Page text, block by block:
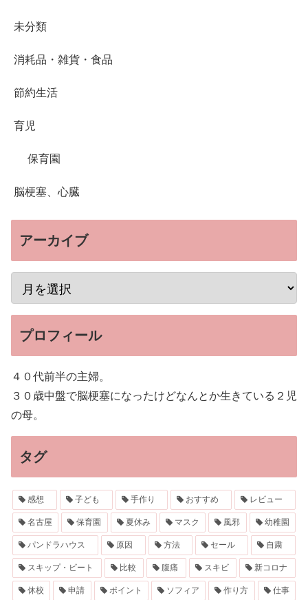
未分類
消耗品・雑貨・食品
節約生活
育児
保育園
脳梗塞、心臓
アーカイブ
プロフィール
４０代前半の主婦。
３０歳中盤で脳梗塞になったけどなんとか生きている２児
の母。
タグ
感想 子ども 手作り おすすめ レビュー
名古屋 保育園 夏休み マスク 風邪 幼稚園
パンドラハウス 原因 方法 セール 自粛
スキップ・ビート 比較 腹痛 スキビ 新コロナ
休校 申請 ポイント ソフィア 作り方 仕事